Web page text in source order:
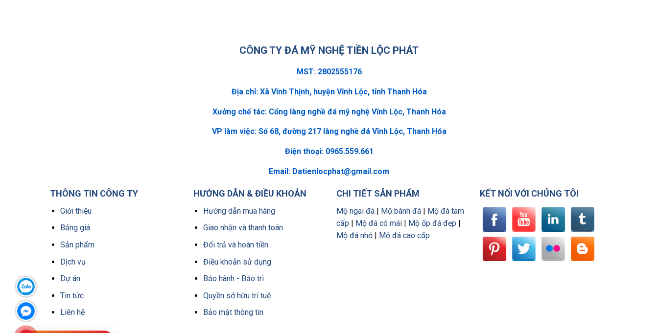
CÔNG TY ĐÁ MỸ NGHỆ TIỀN LỘC PHÁT
MST: 2802555176
Địa chỉ: Xã Vĩnh Thịnh, huyện Vĩnh Lộc, tỉnh Thanh Hóa
Xưởng chế tác: Cổng làng nghề đá mỹ nghệ Vĩnh Lộc, Thanh Hóa
VP làm việc: Số 68, đường 217 làng nghề đá Vĩnh Lộc, Thanh Hóa
Điện thoại: 0965.559.661
Email: Datienlocphat@gmail.com
THÔNG TIN CÔNG TY
Giới thiệu
Bảng giá
Sản phẩm
Dịch vụ
Dự án
Tin tức
Liên hệ
HƯỚNG DẪN & ĐIỀU KHOẢN
Hướng dẫn mua hàng
Giao nhận và thanh toán
Đổi trả và hoàn tiền
Điều khoản sử dụng
Bảo hành - Bảo trì
Quyền sở hữu trí tuệ
Bảo mật thông tin
CHI TIẾT SẢN PHẨM
Mộ ngai đá | Mộ bành đá | Mộ đá tam
cấp | Mộ đá có mái | Mộ ốp đá đẹp |
Mộ đá nhỏ | Mộ đá cao cấp
KẾT NỐI VỚI CHÚNG TÔI